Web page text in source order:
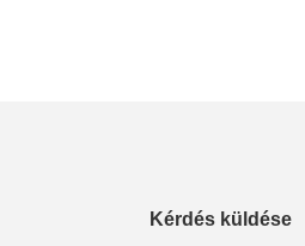
Kérdés küldése